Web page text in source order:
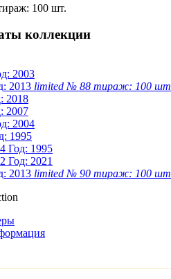
100 шт.
коллекции
2003
2013 limited № 88 тираж: 100 шт
2018
2007
2004
1995
Год: 1995
Год: 2021
2013 limited № 90 тираж: 100 шт